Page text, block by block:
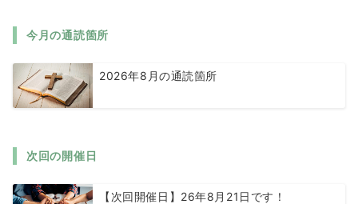
今月の通読箇所
2026年8月の通読箇所
次回の開催日
【次回開催日】26年8月21日です！